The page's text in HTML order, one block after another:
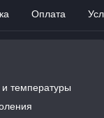
Оплата
температуры